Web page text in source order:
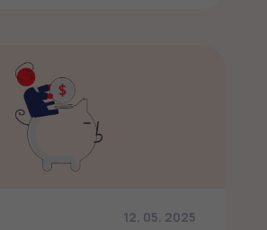
12. 05. 2025